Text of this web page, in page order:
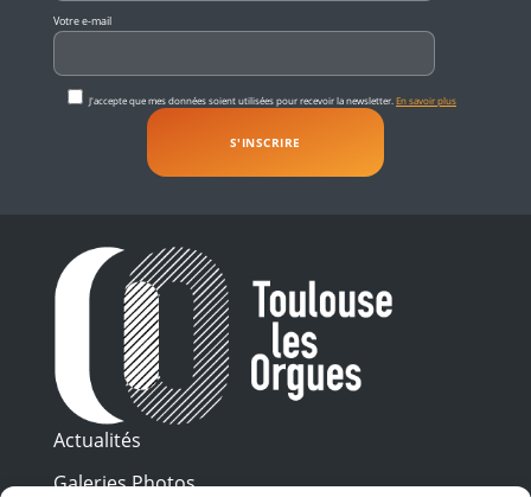
Votre e-mail
J'accepte que mes données soient utilisées pour recevoir la newsletter. En savoir plus
Actualités
Galeries Photos